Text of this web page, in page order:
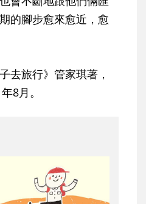
的腳步愈來愈近，愈
去旅行》管家琪著，
8月。